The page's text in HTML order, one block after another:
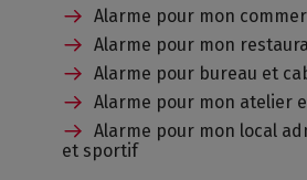
Alarme pour mon
Alarme pour mon
Alarme pour bureau et
Alarme pour mon atelier
Alarme pour mon local
et sportif